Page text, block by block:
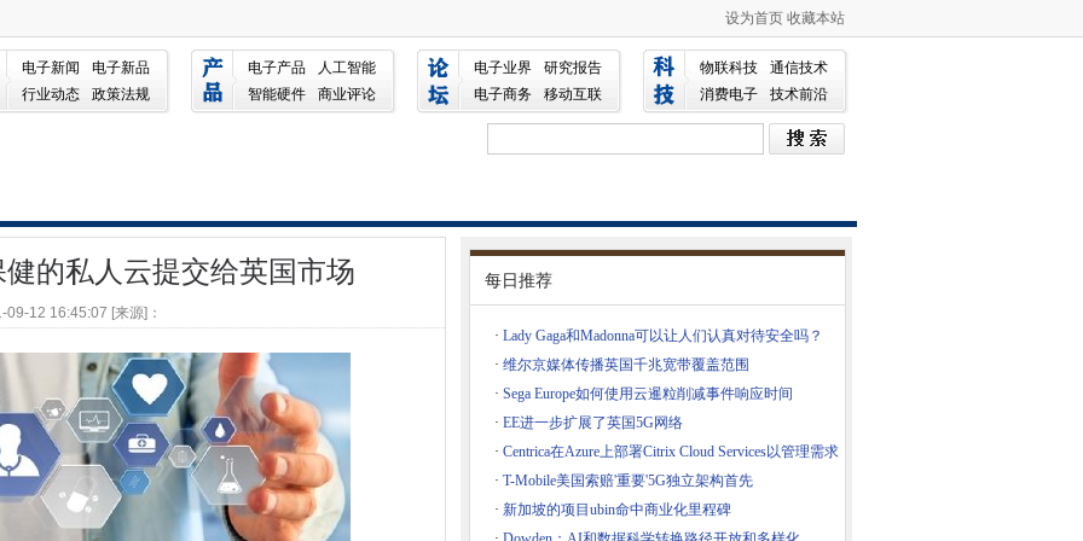
设为首页 收藏本站
电子新闻
电子新品
行业动态
政策法规
电子产品
人工智能
智能硬件
商业评论
电子业界
研究报告
电子商务
移动互联
物联科技
通信技术
消费电子
技术前沿
交给英国市场
们认真对待安全吗？
件攻击袭击
交通项目
事件响应时间
关的连接服务至270％的增长
沃州软件通过种子传播
健的私人云提交给英国市场
09-12 16:45:07 [来源]：
每日推荐
· Lady Gaga和Madonna可以让人们认真对待安全吗？
· 维尔京媒体传播英国千兆宽带覆盖范围
· Sega Europe如何使用云暹粒削减事件响应时间
· EE进一步扩展了英国5G网络
· Centrica在Azure上部署Citrix Cloud Services以管理需求
· T-Mobile美国索赔'重要'5G独立架构首先
· 新加坡的项目ubin命中商业化里程碑